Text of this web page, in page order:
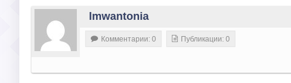
lmwantonia
Комментарии: 0 Публикации: 0